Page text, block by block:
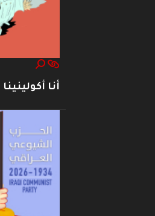
أنا أكولينينا